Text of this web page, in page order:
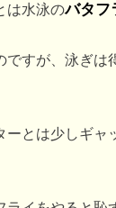
は水泳のバタフ
ですが、泳ぎは
ーとは少しギャ